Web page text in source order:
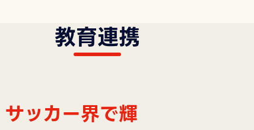
教育連携
ッカー界で輝